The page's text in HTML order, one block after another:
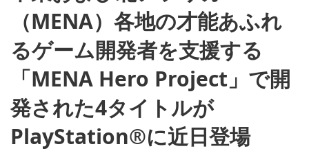
（MENA）各地の才能あふれ
るゲーム開発者を支援する
「MENA Hero Project」で開
発された4タイトルが
PlayStation®に近日登場